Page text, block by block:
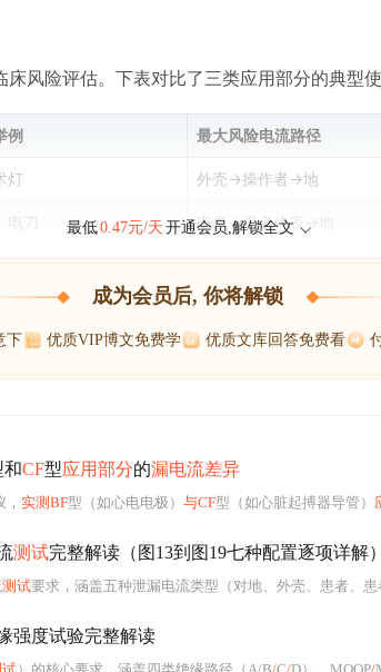
风险评估。下表对比了三类应用部分的典型
例 最大风险电流路径
灯 外壳→操作者→地
电刀 电极→患者体表→地
最低0.47元/天 开通会员,解锁全文
成为会员后, 你将解锁
下 优质VIP博文免费学 优质文库回答免费看
和CF型应用部分的漏电流差异
实测BF型（如心电电极） 与CF型（如心脏起搏器导管）
测试完整解读（图13到图19七种配置逐项详解）
测试要求，涵盖五种泄漏电流类型（对地、外壳、患者、患者
强度试验完整解读